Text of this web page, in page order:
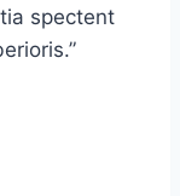
spectent